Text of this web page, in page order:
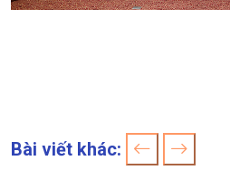
Bài viết khác: